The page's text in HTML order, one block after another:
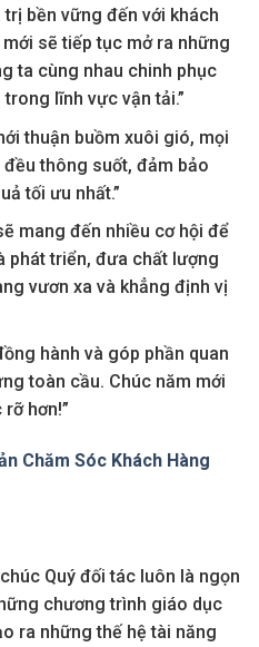
bền vững đến với khách
sẽ tiếp tục mở ra những
ta cùng nhau chinh phục
lĩnh vực vận tải.”
thuận buồm xuôi gió, mọi
thông suốt, đảm bảo
tối ưu nhất.”
mang đến nhiều cơ hội để
phát triển, đưa chất lượng
vươn xa và khẳng định vị
hành và góp phần quan
toàn cầu. Chúc năm mới
hơn!”
Chăm Sóc Khách Hàng
Quý đối tác luôn là ngọn
chương trình giáo dục
ra những thế hệ tài năng